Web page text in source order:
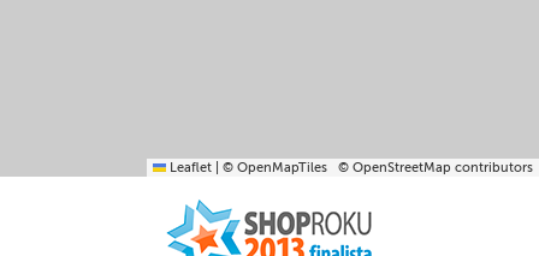
Leaflet © OpenMapTiles © OpenStreetMap contributors